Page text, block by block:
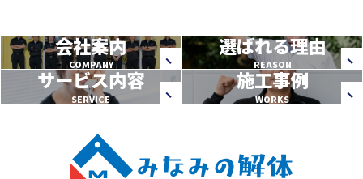
会社案内
COMPANY
選ばれる理由
REASON
サービス内容
SERVICE
施工事例
WORKS